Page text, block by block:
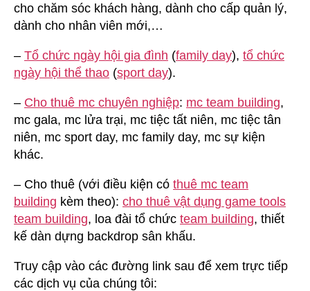
cho chăm sóc khách hàng, dành cho cấp quản lý,
dành cho nhân viên mới,…
– Tổ chức ngày hội gia đình (family day), tổ chức
ngày hội thể thao (sport day).
– Cho thuê mc chuyên nghiệp: mc team building,
mc gala, mc lửa trại, mc tiệc tất niên, mc tiệc tân
niên, mc sport day, mc family day, mc sự kiện
khác.
– Cho thuê (với điều kiện có thuê mc team
building kèm theo): cho thuê vật dụng game tools
team building, loa đài tổ chức team building, thiết
kế dàn dựng backdrop sân khấu.
Truy cập vào các đường link sau để xem trực tiếp
các dịch vụ của chúng tôi: